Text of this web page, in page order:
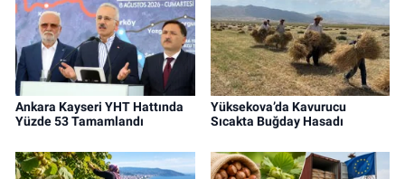
Ankara Kayseri YHT Hattında
Yüzde 53 Tamamlandı
Yüksekova’da Kavurucu
Sıcakta Buğday Hasadı